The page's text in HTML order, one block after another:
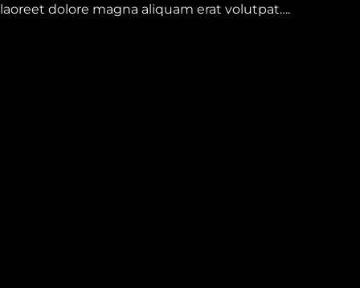
laoreet dolore magna aliquam erat volutpat….